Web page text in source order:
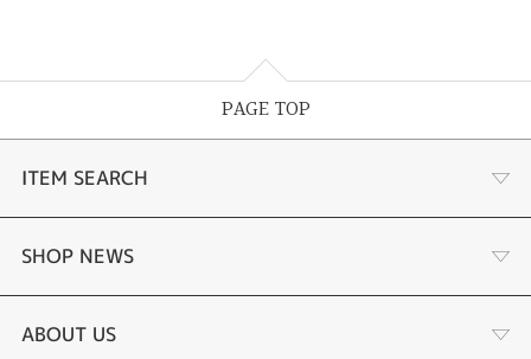
PAGE TOP
ITEM SEARCH
婚約指輪
結婚指輪
SHOP NEWS
サプライズプロポーズ相談室
ABOUT US